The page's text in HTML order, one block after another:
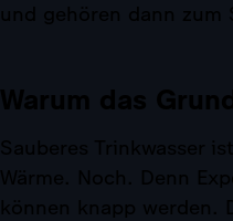
und gehören dann
Warum das
Sauberes Trinkwasser
Wärme. Noch. Denn
können knapp werden.